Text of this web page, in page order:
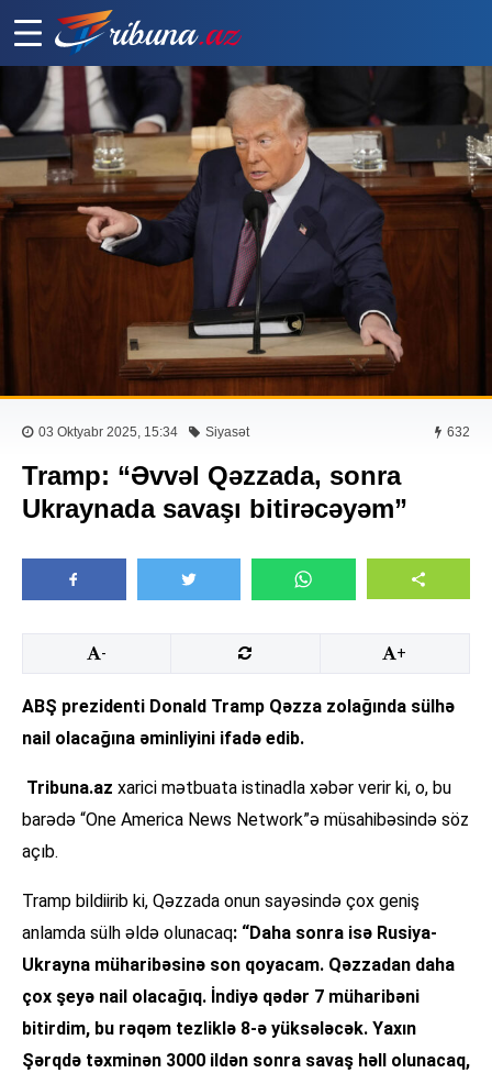
03 Oktyabr 2025, 15:34 Siyasət 632
Tramp: “Əvvəl Qəzzada, sonra
Ukraynada savaşı bitirəcəyəm”
- +
ABŞ prezidenti Donald Tramp Qəzza zolağında sülhə
nail olacağına əminliyini ifadə edib.
Tribuna.az xarici mətbuata istinadla xəbər verir ki, o, bu
barədə “One America News Network”ə müsahibəsində söz
açıb.
Tramp bildiirib ki, Qəzzada onun sayəsində çox geniş
anlamda sülh əldə olunacaq: “Daha sonra isə Rusiya-
Ukrayna müharibəsinə son qoyacam. Qəzzadan daha
çox şeyə nail olacağıq. İndiyə qədər 7 müharibəni
bitirdim, bu rəqəm tezliklə 8-ə yüksələcək. Yaxın
Şərqdə təxminən 3000 ildən sonra savaş həll olunacaq,